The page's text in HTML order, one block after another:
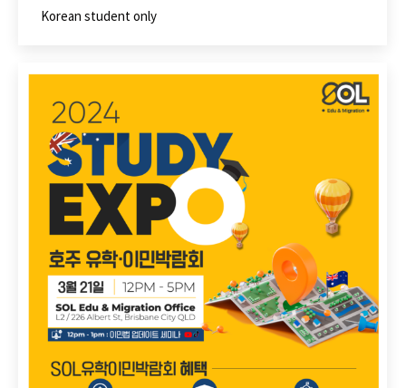
Korean student only